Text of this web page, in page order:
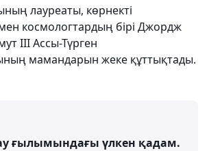
лауреаты, көрнекті
космологтардың бірі Джордж
III Ассы-Түрген
мамандарын жеке құттықтады.
ғылымындағы үлкен қадам.